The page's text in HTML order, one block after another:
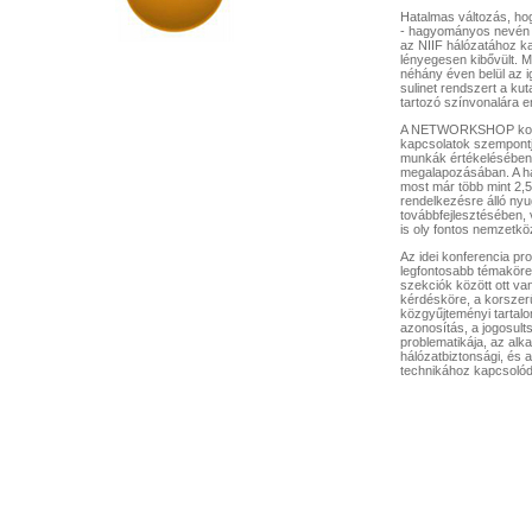
Hatalmas változás,
- hagyományos
az NIIF hálózatához
lényegesen kibővült.
néhány éven belül az
sulinet rendszert a
tartozó színvonalára
A NETWORKSHOP
kapcsolatok
munkák
megalapozásában. A
most már több mint
rendelkezésre álló
továbbfejlesztésében,
is oly fontos
Az idei konferencia
legfontosabb
szekciók között ott
kérdésköre, a
közgyűjteményi
azonosítás, a
problematikája, az
hálózatbiztonsági, és
technikához